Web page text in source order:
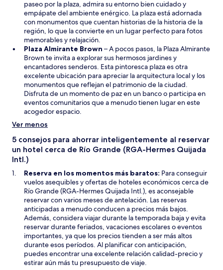
b
r
i
r
á
e
n
u
n
a
n
u
e
v
e
a
n
a
paseo por la plaza, admira su entorno bien cuidado y
empápate del ambiente enérgico. La plaza está adornada
con monumentos que cuentan historias de la historia de la
región, lo que la convierte en un lugar perfecto para fotos
memorables y relajación.
Plaza Almirante Brown S
e
a
b
r
i
r
u
n
u
e
v
a
v
e
n
t
a
n
a
– A pocos pasos, la Plaza Almirante
Brown te invita a explorar sus hermosos jardines y
encantadores senderos. Esta pintoresca plaza es otra
excelente ubicación para apreciar la arquitectura local y los
monumentos que reflejan el patrimonio de la ciudad.
Disfruta de un momento de paz en un banco o participa en
eventos comunitarios que a menudo tienen lugar en este
acogedor espacio.
Ver menos
5 consejos para ahorrar inteligentemente al reservar
un hotel cerca de Río Grande (RGA-Hermes Quijada
Intl.)
Reserva en los momentos más baratos: Para conseguir
vuelos asequibles y ofertas de hoteles económicos cerca de
Río Grande (RGA-Hermes Quijada Intl.), es aconsejable
reservar con varios meses de antelación. Las reservas
anticipadas a menudo conducen a precios más bajos.
Además, considera viajar durante la temporada baja y evita
reservar durante feriados, vacaciones escolares o eventos
importantes, ya que los precios tienden a ser más altos
durante esos períodos. Al planificar con anticipación,
puedes encontrar una excelente relación calidad-precio y
estirar aún más tu presupuesto de viaje.